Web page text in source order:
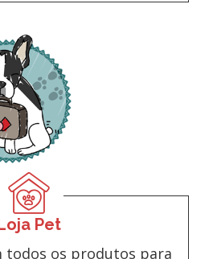
Pet
todos os produtos para